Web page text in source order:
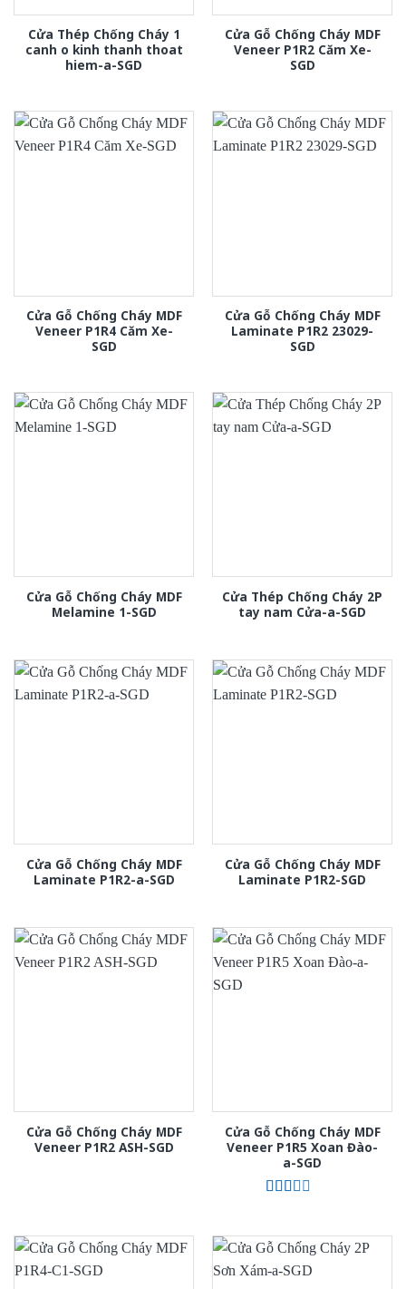
Cửa Thép Chống Cháy 1
canh o kinh thanh thoat
hiem-a-SGD
Cửa Gỗ Chống Cháy MDF
Veneer P1R2 Căm Xe-
SGD
Cửa Gỗ Chống Cháy MDF
Veneer P1R4 Căm Xe-
SGD
Cửa Gỗ Chống Cháy MDF
Laminate P1R2 23029-
SGD
Cửa Gỗ Chống Cháy MDF
Melamine 1-SGD
Cửa Thép Chống Cháy 2P
tay nam Cửa-a-SGD
Cửa Gỗ Chống Cháy MDF
Laminate P1R2-a-SGD
Cửa Gỗ Chống Cháy MDF
Laminate P1R2-SGD
Cửa Gỗ Chống Cháy MDF
Veneer P1R2 ASH-SGD
Cửa Gỗ Chống Cháy MDF
Veneer P1R5 Xoan Đào-
a-SGD
hạng
2.00
5
sao